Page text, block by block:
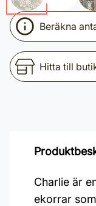
Beräkna
Hitta till
Charlie är
ekorrar